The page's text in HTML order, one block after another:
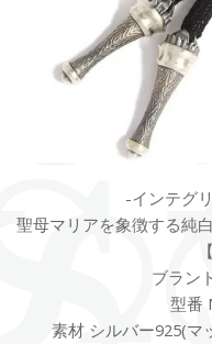
-インテグ
聖母マリアを象徴する純
ブラン
型番
素材 シルバー925(マ